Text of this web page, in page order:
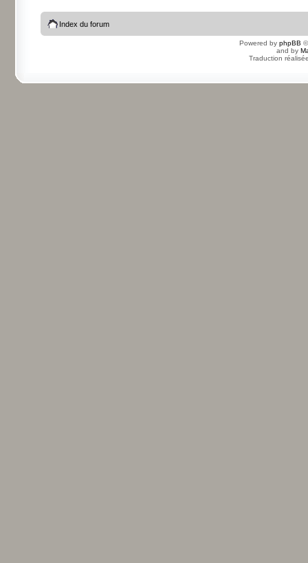
Index du forum
Powered by phpBB
and by
Traduction